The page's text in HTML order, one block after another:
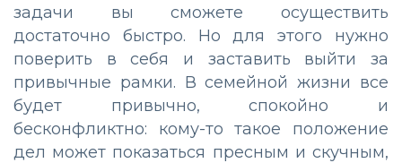
задачи вы сможете осуществить
достаточно быстро. Но для этого нужно
поверить в себя и заставить выйти за
привычные рамки. В семейной жизни все
будет привычно, спокойно и
бесконфликтно: кому-то такое положение
дел может показаться пресным и скучным,